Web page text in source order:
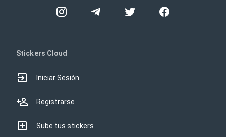
Stickers Cloud
Iniciar Sesión
Registrarse
Sube tus stickers